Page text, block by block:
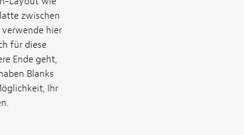
zwischen
verwende hier
für diese
Ende geht,
Blanks
Ihr